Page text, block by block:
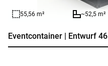
55,56 m² ~52,5 m²
Eventcontainer | Entwurf 46